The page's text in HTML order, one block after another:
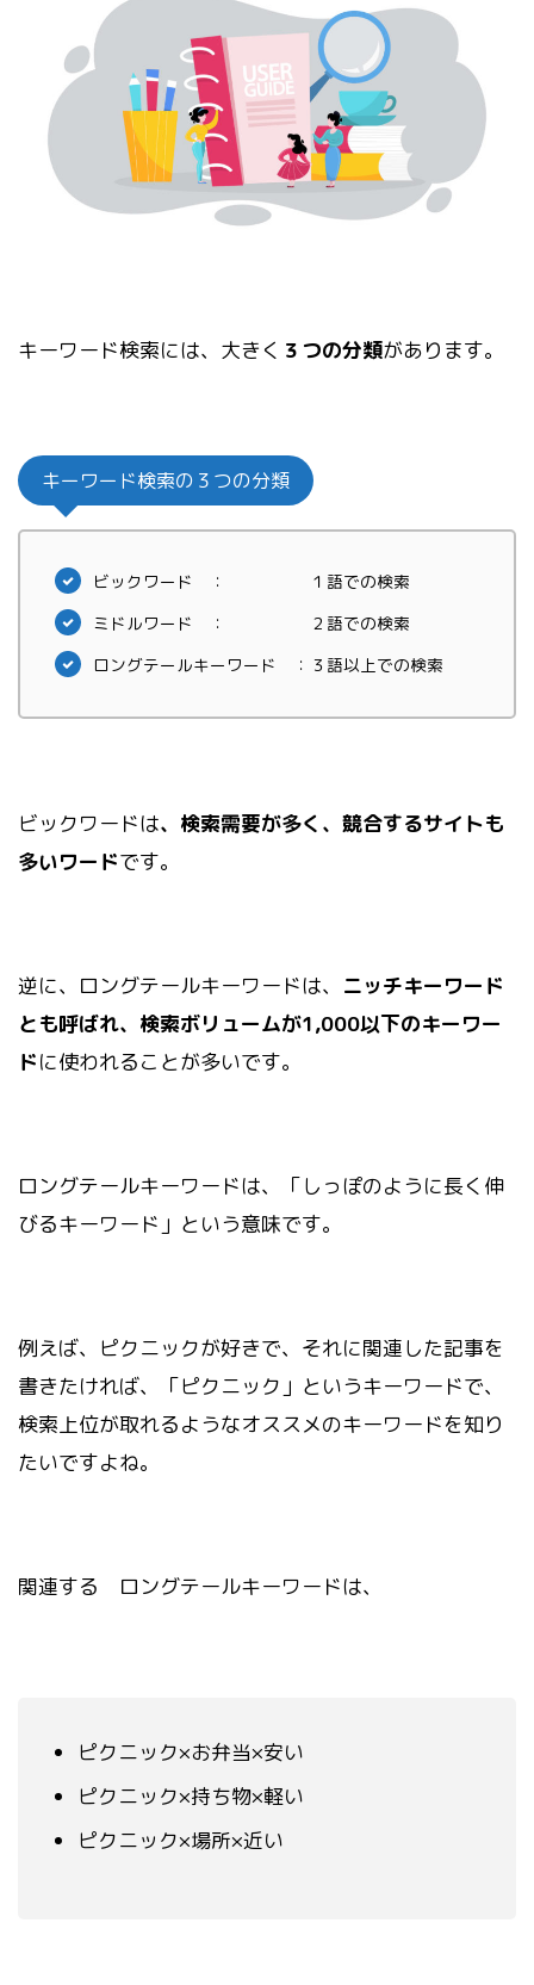
キーワード検索には、大きく ３つの分類があります。
キーワード検索の３つの分類
ビックワード ： １語での検索
ミドルワード ： ２語での検索
ロングテールキーワード ：３語以上での検索
ビックワードは、検索需要が多く、競合するサイトも
多いワードです。
逆に、ロングテールキーワードは、 ニッチキーワード
とも呼ばれ、検索ボリュームが1,000以下のキーワー
ドに使われることが多いです。
ロングテールキーワードは、「しっぽのように長く伸
びるキーワード」という意味です。
例えば、ピクニックが好きで、それに関連した記事を
書きたければ、「ピクニック」というキーワードで、
検索上位が取れるようなオススメのキーワードを知り
たいですよね。
関連する ロングテールキーワードは、
ピクニック×お弁当×安い
ピクニック×持ち物×軽い
ピクニック×場所×近い